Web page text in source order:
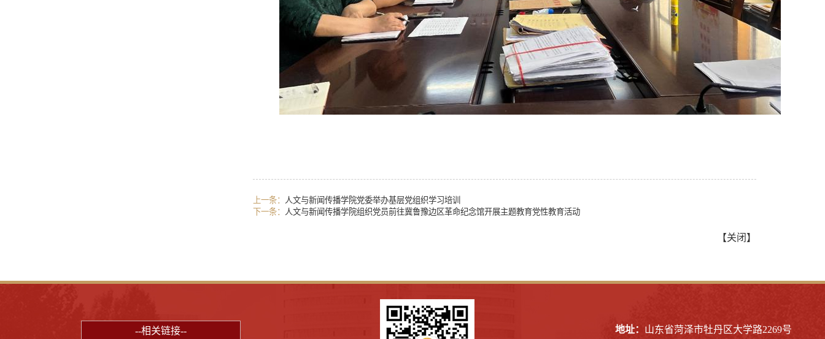
上一条： 人文与新闻传播学院党委举办基层党组织学习培训
下一条： 人文与新闻传播学院组织党员前往冀鲁豫边区革命纪念馆开展主题教育党性教育活动
【关闭 】
地址： 山东省菏泽市牡丹区大学路2269号